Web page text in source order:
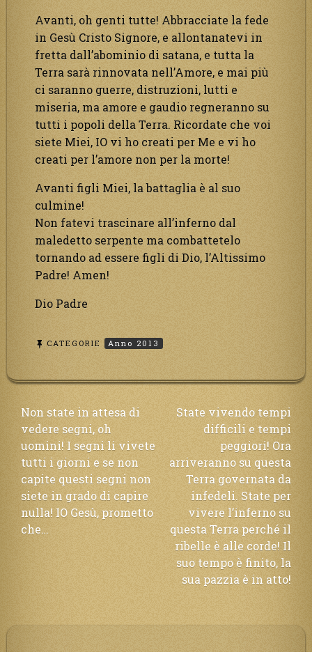
Avanti, oh genti tutte! Abbracciate la fede
in Gesù Cristo Signore, e allontanatevi in
fretta dall’abominio di satana, e tutta la
Terra sarà rinnovata nell’Amore, e mai più
ci saranno guerre, distruzioni, lutti e
miseria, ma amore e gaudio regneranno su
tutti i popoli della Terra. Ricordate che voi
siete Miei, IO vi ho creati per Me e vi ho
creati per l’amore non per la morte!
Avanti figli Miei, la battaglia è al suo
culmine!
Non fatevi trascinare all’inferno dal
maledetto serpente ma combattetelo
tornando ad essere figli di Dio, l’Altissimo
Padre! Amen!
Dio Padre
CATEGORIE Anno 2013
Navigazione
articoli
Non state in attesa di
vedere segni, oh
uomini! I segni li vivete
tutti i giorni e se non
capite questi segni non
siete in grado di capire
nulla! IO Gesù, prometto
che…
State vivendo tempi
difficili e tempi
peggiori! Ora
arriveranno su questa
Terra governata da
infedeli. State per
vivere l’inferno su
questa Terra perché il
ribelle è alle corde! Il
suo tempo è finito, la
sua pazzia è in atto!